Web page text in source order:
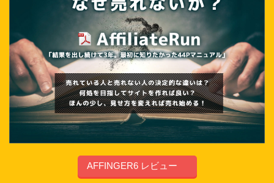
AFFINGER6 レビュー